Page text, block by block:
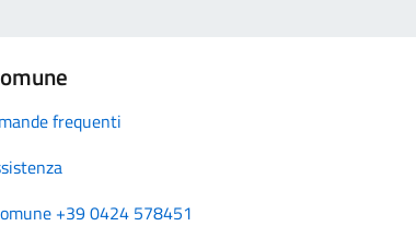
frequenti
+39 0424 578451